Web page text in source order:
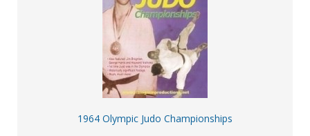
1964 Olympic Judo Championships